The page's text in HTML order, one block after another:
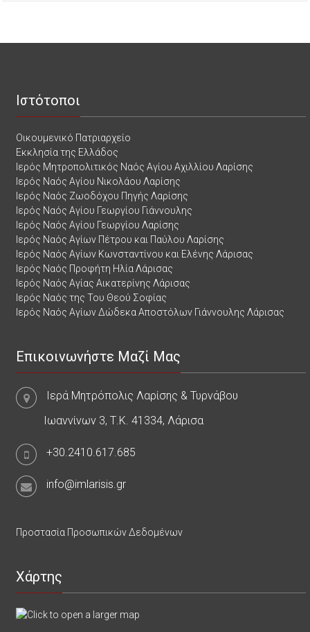
Ιστότοποι
Οικουμενικό Πατριαρχείο
Εκκλησία της Ελλάδος
Ιερός Μητροπολιτικός Ναός Αγίου Αχιλλίου Λαρίσης
Ιερός Ναός Αγίου Νικολάου Λαρίσης
Ιερός Ναός Ζωοδόχου Πηγής Λαρίσης
Ιερός Ναός Αγίου Γεωργίου Γιάννουλης
Ιερός Ναός Αγίου Γεωργίου Λαρίσης
Ιερός Ναός Αγίων Πέτρου και Παύλου Λαρίσης
Ιερός Ναός Αγίων Κωνσταντίνου και Ελένης Λάρισας
Ιερός Ναός Προφήτη Ηλία Λάρισας
Ιερός Ναός Αγίας Αικατερίνης Λάρισας
Ιερός Ναός της Του Θεού Σοφίας
Ιερός Ναός Αγίων Δώδεκα Αποστόλων Γιάννουλης Λάρισας
Επικοινωνήστε Μαζί Μας
Ιερά Μητρόπολις Λαρίσης & Τυρνάβου
Ιωαννίνων 3, Τ.Κ. 41334, Λάρισα
+30.2410.617.685
info@imlarisis.gr
Προστασία Προσωπικών Δεδομένων
Χάρτης